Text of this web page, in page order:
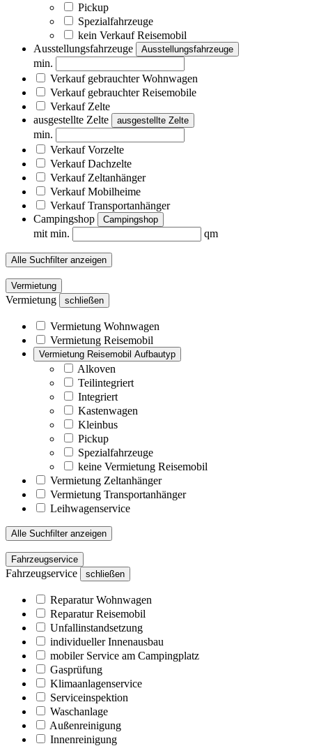
Pickup
Spezialfahrzeuge
kein Verkauf Reisemobil
Ausstellungsfahrzeuge
Ausstellungsfahrzeuge
min.
Verkauf gebrauchter Wohnwagen
Verkauf gebrauchter Reisemobile
Verkauf Zelte
ausgestellte Zelte
ausgestellte Zelte
min.
Verkauf Vorzelte
Verkauf Dachzelte
Verkauf Zeltanhänger
Verkauf Mobilheime
Verkauf Transportanhänger
Campingshop
Campingshop
mit min. qm
Alle Suchfilter anzeigen
Vermietung
Vermietung schließen
Vermietung Wohnwagen
Vermietung Reisemobil
Vermietung Reisemobil Aufbautyp
Alkoven
Teilintegriert
Integriert
Kastenwagen
Kleinbus
Pickup
Spezialfahrzeuge
keine Vermietung Reisemobil
Vermietung Zeltanhänger
Vermietung Transportanhänger
Leihwagenservice
Alle Suchfilter anzeigen
Fahrzeugservice
Fahrzeugservice schließen
Reparatur Wohnwagen
Reparatur Reisemobil
Unfallinstandsetzung
individueller Innenausbau
mobiler Service am Campingplatz
Gasprüfung
Klimaanlagenservice
Serviceinspektion
Waschanlage
Außenreinigung
Innenreinigung